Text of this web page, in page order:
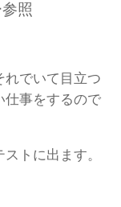
照
れでいて目立つ
仕事をするので
トに出ます。